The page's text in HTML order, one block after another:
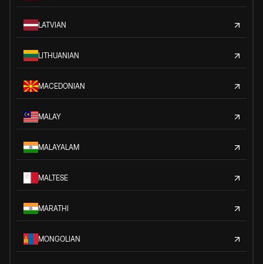
LATVIAN
LITHUANIAN
MACEDONIAN
MALAY
MALAYALAM
MALTESE
MARATHI
MONGOLIAN